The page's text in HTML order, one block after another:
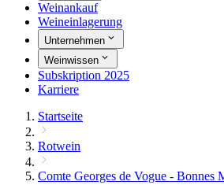
Weinankauf
Weineinlagerung
Unternehmen
Weinwissen
Subskription 2025
Karriere
Startseite
Rotwein
Comte Georges de Vogue - Bonnes